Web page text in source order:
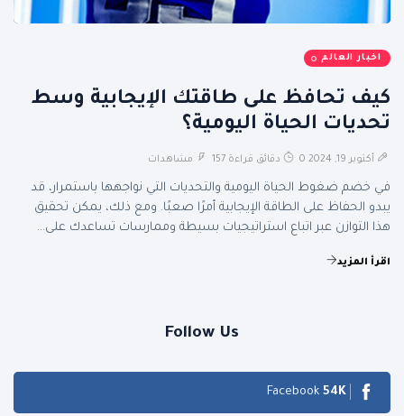
اخبار العالم
كيف تحافظ على طاقتك الإيجابية وسط
تحديات الحياة اليومية؟
أكتوبر 19, 2024 0 دقائق قراءة 157 مشاهدات
في خضم ضغوط الحياة اليومية والتحديات التي نواجهها باستمرار، قد
يبدو الحفاظ على الطاقة الإيجابية أمرًا صعبًا. ومع ذلك، يمكن تحقيق
هذا التوازن عبر اتباع استراتيجيات بسيطة وممارسات تساعدك على...
اقرأ المزيد
Follow Us
Facebook 65K